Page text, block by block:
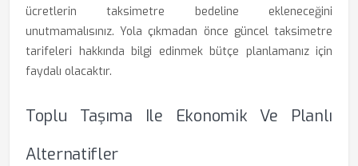
ücretlerin taksimetre bedeline ekleneceğini
unutmamalısınız. Yola çıkmadan önce güncel taksimetre
tarifeleri hakkında bilgi edinmek bütçe planlamanız için
faydalı olacaktır.
Toplu Taşıma Ile Ekonomik Ve Planlı
Alternatifler